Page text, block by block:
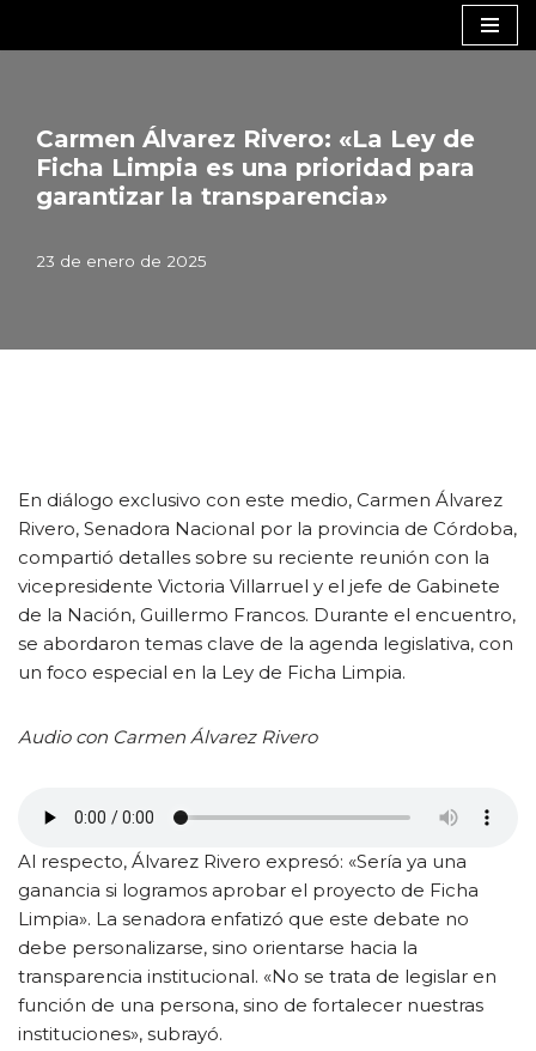
Carmen Álvarez Rivero: «La Ley de
Ficha Limpia es una prioridad para
garantizar la transparencia»
23 de enero de 2025
En diálogo exclusivo con este medio, Carmen Álvarez
Rivero, Senadora Nacional por la provincia de Córdoba,
compartió detalles sobre su reciente reunión con la
vicepresidente Victoria Villarruel y el jefe de Gabinete
de la Nación, Guillermo Francos. Durante el encuentro,
se abordaron temas clave de la agenda legislativa, con
un foco especial en la Ley de Ficha Limpia.
Audio con Carmen Álvarez Rivero
Al respecto, Álvarez Rivero expresó: «Sería ya una
ganancia si logramos aprobar el proyecto de Ficha
Limpia». La senadora enfatizó que este debate no
debe personalizarse, sino orientarse hacia la
transparencia institucional. «No se trata de legislar en
función de una persona, sino de fortalecer nuestras
instituciones», subrayó.